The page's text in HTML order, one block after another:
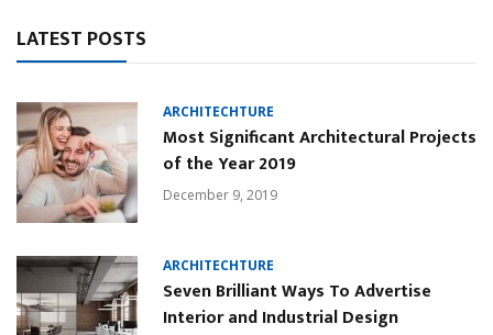
LATEST POSTS
ARCHITECHTURE
Most Significant Architectural Projects
of the Year 2019
December 9, 2019
ARCHITECHTURE
Seven Brilliant Ways To Advertise
Interior and Industrial Design